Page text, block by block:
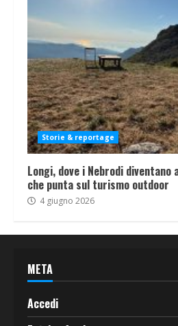
Storie & reportage
Longi, dove i Nebrodi
che punta sul turismo outdoor
4 giugno 2026
META
Accedi